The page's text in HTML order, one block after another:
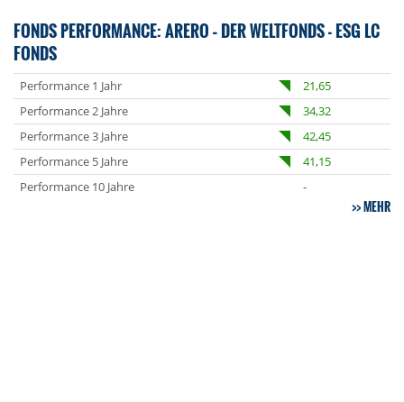
FONDS PERFORMANCE: ARERO – DER WELTFONDS - ESG LC
FONDS
Performance 1 Jahr
21,65
Performance 2 Jahre
34,32
Performance 3 Jahre
42,45
Performance 5 Jahre
41,15
Performance 10 Jahre
-
MEHR